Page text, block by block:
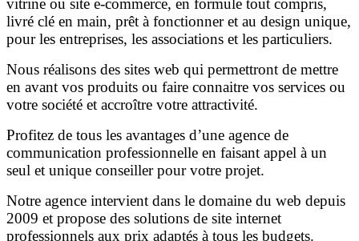
vitrine ou site e-commerce, en formule tout compris,
livré clé en main, prêt à fonctionner et au design unique,
pour les entreprises, les associations et les particuliers.
Nous réalisons des sites web qui permettront de mettre
en avant vos produits ou faire connaitre vos services ou
votre société et accroître votre attractivité.
Profitez de tous les avantages d’une agence de
communication professionnelle en faisant appel à un
seul et unique conseiller pour votre projet.
Notre agence intervient dans le domaine du web depuis
2009 et propose des solutions de site internet
professionnels aux prix adaptés à tous les budgets.